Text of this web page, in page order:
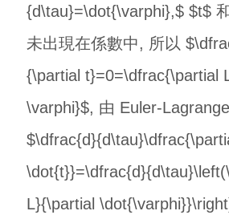
{d\tau}=\dot{\varphi},$ $t$
未出現在係數中, 所以
{\partial t}=0=\dfrac{\partial
\varphi}$, 由 Euler-
L}{\partial